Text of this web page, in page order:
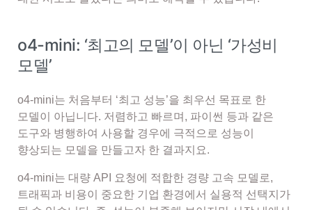
o4-mini: ‘최고의 모델’이 아닌 ‘가성비
모델’
o4-mini는 처음부터 ‘최고 성능’을 최우선 목표로 한
모델이 아닙니다. 저렴하고 빠르며, 파이썬 등과 같은
도구와 병행하여 사용할 경우에 극적으로 성능이
향상되는 모델을 만들고자 한 결과지요.
o4-mini는 대량 API 요청에 적합한 경량 고속 모델로,
트래픽과 비용이 중요한 기업 환경에서 실용적 선택지가